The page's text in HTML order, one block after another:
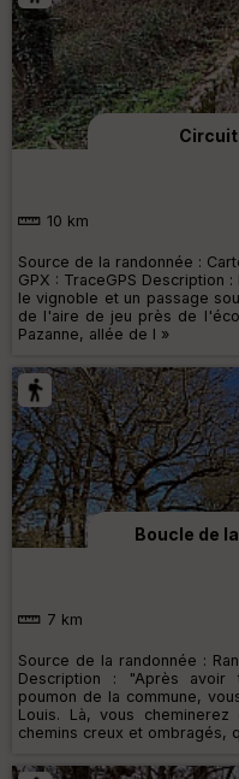
10 km
Source de la randonnée :
GPX : TraceGPS Description
le vignoble et un passage
de l'aire de jeu près de
Pazanne, allée de l »
Boucle de
7 km
Source de la randonnée :
Description : "Après avoir
poumon de la commune,
Louis. Là, vous
chemins creux et ombragés,